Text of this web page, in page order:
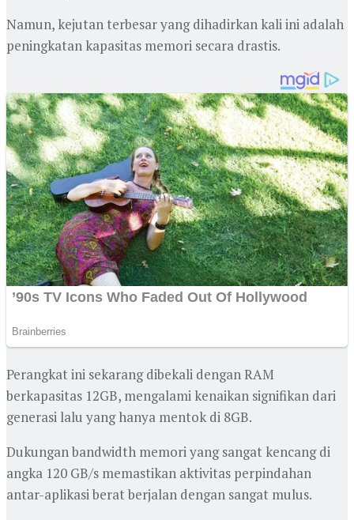
Namun, kejutan terbesar yang dihadirkan kali ini adalah
peningkatan kapasitas memori secara drastis.
Perangkat ini sekarang dibekali dengan RAM
berkapasitas 12GB, mengalami kenaikan signifikan dari
generasi lalu yang hanya mentok di 8GB.
Dukungan bandwidth memori yang sangat kencang di
angka 120 GB/s memastikan aktivitas perpindahan
antar-aplikasi berat berjalan dengan sangat mulus.